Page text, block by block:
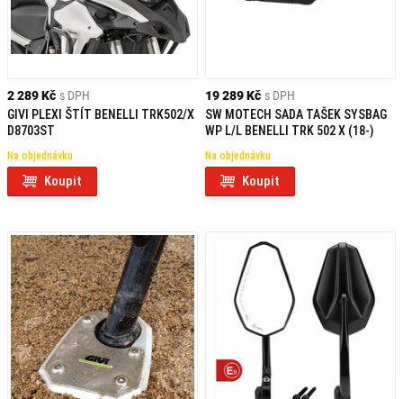
2 289 Kč s DPH
GIVI PLEXI ŠTÍT BENELLI TRK502/X
D8703ST
Na objednávku
Koupit
19 289 Kč s DPH
SW MOTECH SADA TAŠEK SYSBAG
WP L/L BENELLI TRK 502 X (18-)
Na objednávku
Koupit